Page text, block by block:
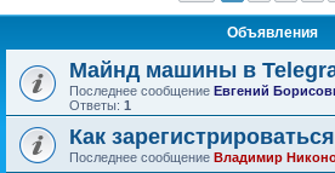
Объявления
Майнд машины в
Последнее сообщение Евгений
Ответы: 1
Как
Последнее сообщение Владимир